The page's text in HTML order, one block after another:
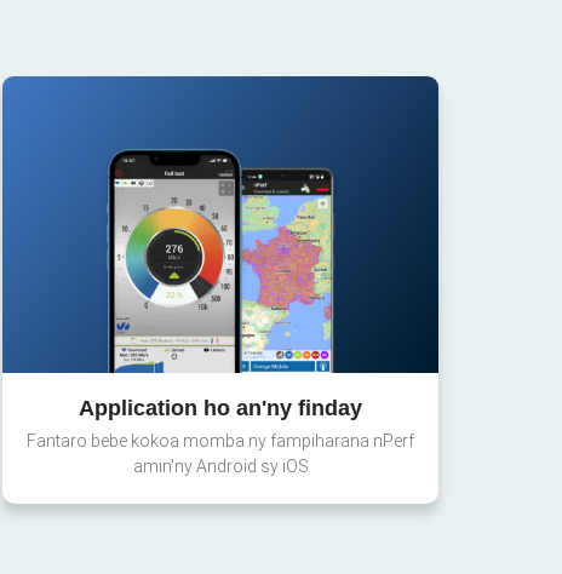
Application ho an'ny finday
Fantaro bebe kokoa momba ny fampiharana nPerf
amin'ny Android sy iOS